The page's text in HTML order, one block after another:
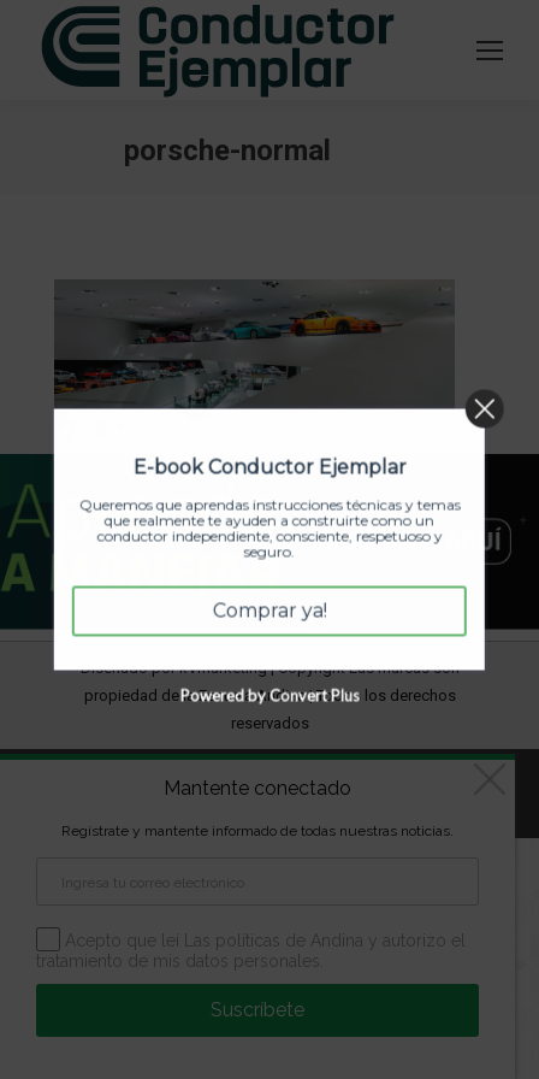
porsche-normal
Diseñado porkVmarketing| Copyright Las marcas son
propiedad de la Escuela Andina | Todos los derechos
reservados
Política de Privacidad
Política de Cookies
Mantente conectado
Regístrate y mantente informado de todas nuestras noticias.
Acepto que leí Las políticas de Andina y autorizo el
tratamiento de mis datos personales.
Suscríbete
E-book Conductor Ejemplar
Queremos que aprendas instrucciones técnicas y temas
que realmente te ayuden a construirte como un
conductor independiente, consciente, respetuoso y
seguro.
Comprar ya!
Powered by Convert Plus